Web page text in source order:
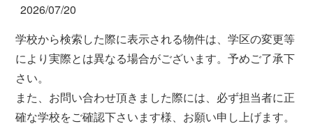
2026/07/20
学校から検索した際に表示される物件は、学区の変更等
により実際とは異なる場合がございます。予めご了承下
さい。
また、お問い合わせ頂きました際には、必ず担当者に正
確な学校をご確認下さいます様、お願い申し上げます。